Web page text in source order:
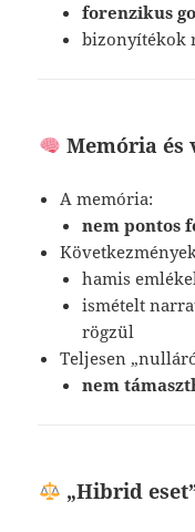
forenzikus
bizonyítékok
Memória és
A memória:
nem pontos
hamis
ismételt
rögzül
Teljesen
nem
„Hibrid